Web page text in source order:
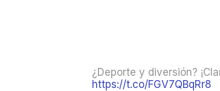
¿Deporte y diversión?
https://t.co/FGV7QBqRr8